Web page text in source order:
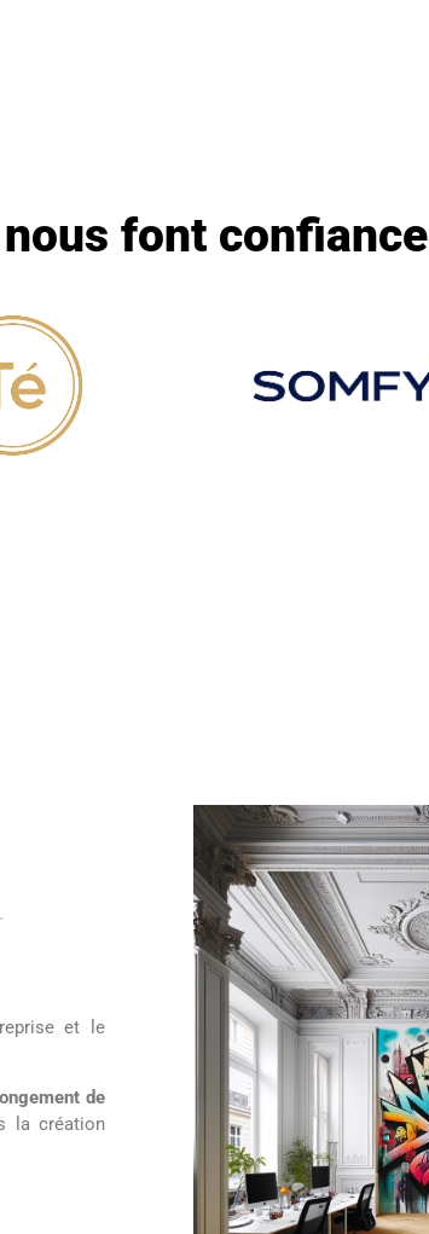
font confiance
et le
de
la création